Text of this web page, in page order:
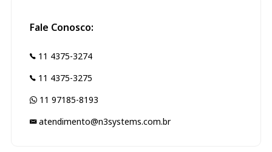
Fale Conosco:
11 4375-3274
11 4375-3275
11 97185-8193
atendimento@n3systems.com.br